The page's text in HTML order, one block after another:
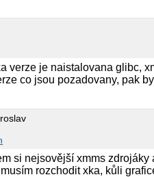
verze je naistalovana glibc,
co jsou pozadovany, pak
si nejsovější xmms zdrojáky
rozchodit xka, kůli